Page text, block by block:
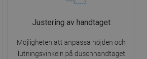
Justering av handtaget
Möjligheten att anpassa höjden och
lutningsvinkeln på duschhandtaget